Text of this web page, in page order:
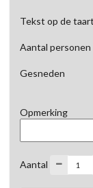
Tekst op de taart
Aantal personen
Gesneden
Opmerking
Aantal